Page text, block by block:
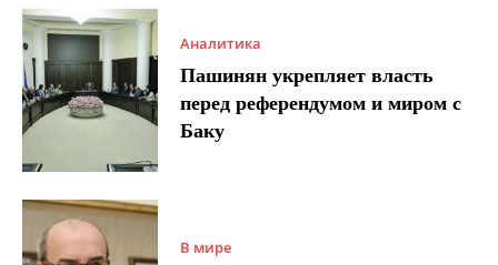
Аналитика
Пашинян укрепляет власть
перед референдумом и миром с
Баку
В мире